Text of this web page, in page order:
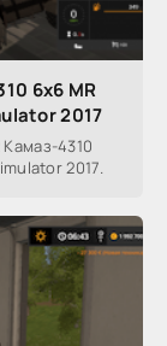
6х6 MR
2017
4310
2017.